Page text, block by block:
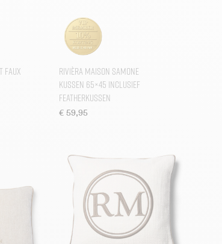
Faux
prijs was: € 34,95.
prijs is: € 24,45.
Rivièra Maison Samone
Kussen 65×45 inclusief
Featherkussen
€ 59,95